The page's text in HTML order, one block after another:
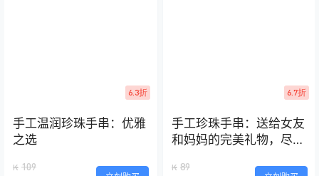
6.3折
手工温润珍珠手串：优雅
之选
K 109
6.7折
手工珍珠手串：送给女友
和妈妈的完美礼物，尽显
K 89